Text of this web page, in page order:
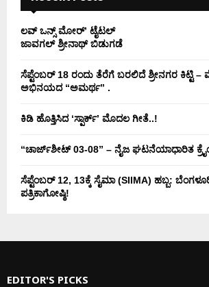
ಲವ್ ಒನ್ಸ್ ಮೋರ್’ ಟೈಟಲ್
ಜಾವಗಲ್ ಶ್ರೀನಾಥ್ ಬಿಡುಗಡೆ
ಸೆಪ್ಟೆಂಬರ್ 18 ರಂದು ತೆರೆಗೆ ಬರಲಿದೆ ಶ್ರೀನಗರ ಕಿಟ್ಟಿ
ಅಭಿನಯದ “ಅಮರ್ಥ” .
ಕಿಡಿ‌‌ ಹೊತ್ತಿಸಿದ ‘ಸ್ಪಾರ್ಕ್’ ಮೊದಲ‌ ಗೀತೆ..!
“ಚಾರ್ಜ್‌ಶೀಟ್ 03-08” – ನೈಜ ಘಟನೆಯಾಧಾರಿತ ಕ್ರೈಂ
ಸೆಪ್ಟೆಂಬರ್ 12, 13ಕ್ಕೆ ಸೈಮಾ (SIIMA) ಹಬ್ಬ:
ಪತ್ರಿಕಾಗೋಷ್ಠಿ!
EDITOR'S PICKS